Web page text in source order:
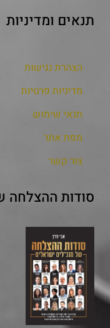
תנאים ומדיניות
הצהרת נגישות
מדיניות פרטיות
תנאי שימוש
מפת אתר
צור קשר
סודות ההצלחה